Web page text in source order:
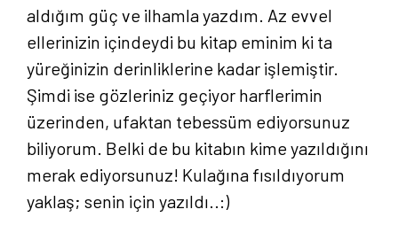
Anasayfa
Hakkımızda
Yayın Paketlerimiz
aldığım güç ve ilhamla yazdım. Az evvel
ellerinizin içindeydi bu kitap eminim ki ta
yüreğinizin derinliklerine kadar işlemiştir.
Şimdi ise gözleriniz geçiyor harflerimin
üzerinden, ufaktan tebessüm ediyorsunuz
biliyorum. Belki de bu kitabın kime yazıldığını
merak ediyorsunuz! Kulağına fısıldıyorum
yaklaş; senin için yazıldı..:)